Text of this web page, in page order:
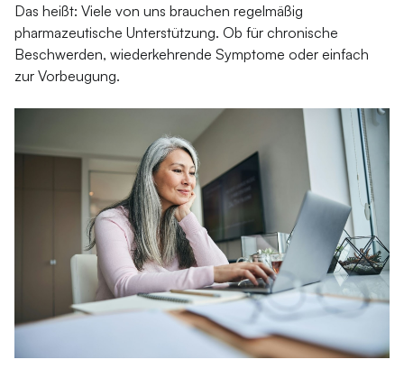
Das heißt: Viele von uns brauchen regelmäßig
pharmazeutische Unterstützung. Ob für chronische
Beschwerden, wiederkehrende Symptome oder einfach
zur Vorbeugung.